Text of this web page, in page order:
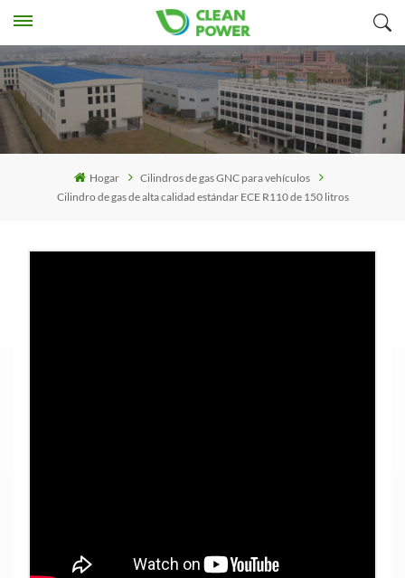
Hogar
Cilindros de gas GNC para vehículos
Cilindro de gas de alta calidad estándar ECE R110 de 150 litros